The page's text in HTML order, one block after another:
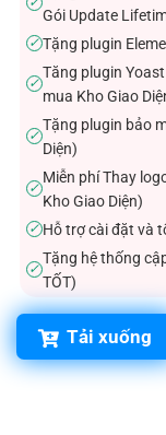
Gói Update
✓Tặng plugin
✓
Tăng plugin
mua Kho Giao
✓
Tặng plugin bảo
Diện)
✓
Miễn phí Thay
Kho Giao Diện)
✓Hỗ trợ cài đặt và
✓
Tặng hệ thống
TỐT)
Tải xuống